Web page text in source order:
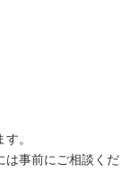
。
は事前にご相談くだ